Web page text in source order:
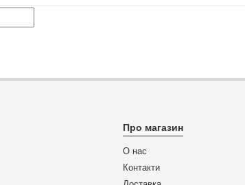
Про магазин
О нас
Контакти